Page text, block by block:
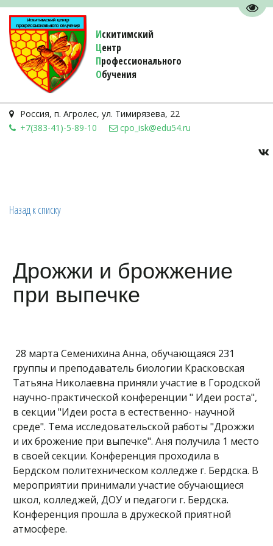
Искитимский
Центр
Профессионального
Обучения
Россия, п. Агролес, ул. Тимирязева, 22
+7(383-41)-5-89-10
cpo_isk@edu54.ru
Назад к списку
Дрожжи и брожжение
при выпечке
28 марта Семенихина Анна, обучающаяся 231
группы и преподаватель биологии Красковская
Татьяна Николаевна приняли участие в Городской
научно-практической конференции " Идеи роста",
в секции "Идеи роста в естественно- научной
среде". Тема исследовательской работы "Дрожжи
и их брожение при выпечке". Аня получила 1 место
в своей секции. Конференция проходила в
Бердском политехническом колледже г. Бердска. В
мероприятии принимали участие обучающиеся
школ, колледжей, ДОУ и педагоги г. Бердска.
Конференция прошла в дружеской приятной
атмосфере.